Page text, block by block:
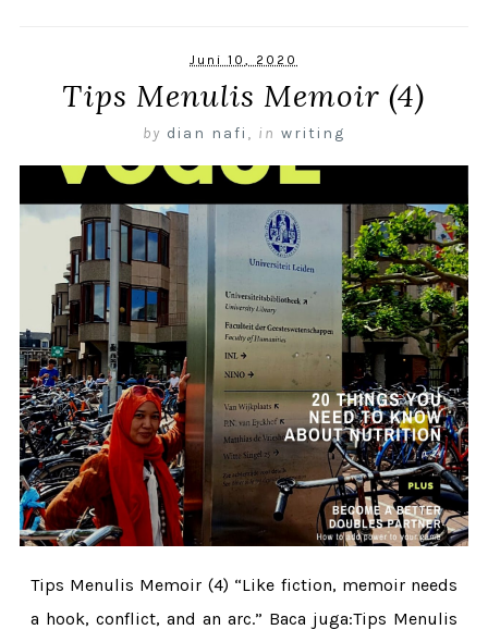
Juni 10, 2020
Tips Menulis Memoir (4)
by dian nafi , in writing
Tips Menulis Memoir (4) “Like fiction, memoir needs
a hook, conflict, and an arc.” Baca juga:Tips Menulis